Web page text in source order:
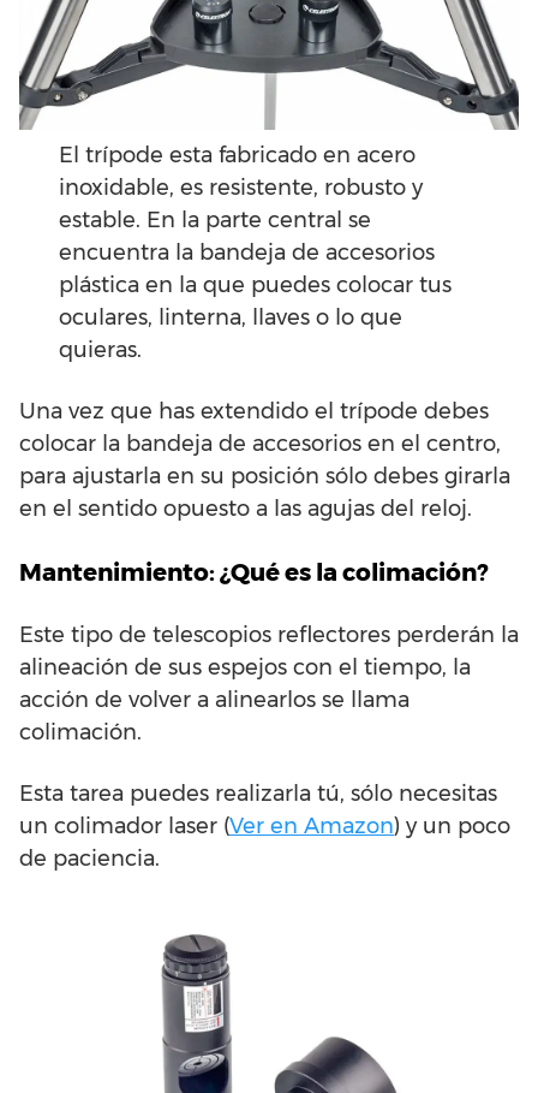
El trípode esta fabricado en acero
inoxidable, es resistente, robusto y
estable. En la parte central se
encuentra la bandeja de accesorios
plástica en la que puedes colocar tus
oculares, linterna, llaves o lo que
quieras.
Una vez que has extendido el trípode debes
colocar la bandeja de accesorios en el centro,
para ajustarla en su posición sólo debes girarla
en el sentido opuesto a las agujas del reloj.
Mantenimiento: ¿Qué es la colimación?
Este tipo de telescopios reflectores perderán la
alineación de sus espejos con el tiempo, la
acción de volver a alinearlos se llama
colimación.
Esta tarea puedes realizarla tú, sólo necesitas
un colimador laser (Ver en Amazon) y un poco
de paciencia.